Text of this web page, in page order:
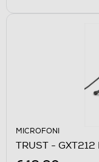
MICROFONI
TRUST - GXT212